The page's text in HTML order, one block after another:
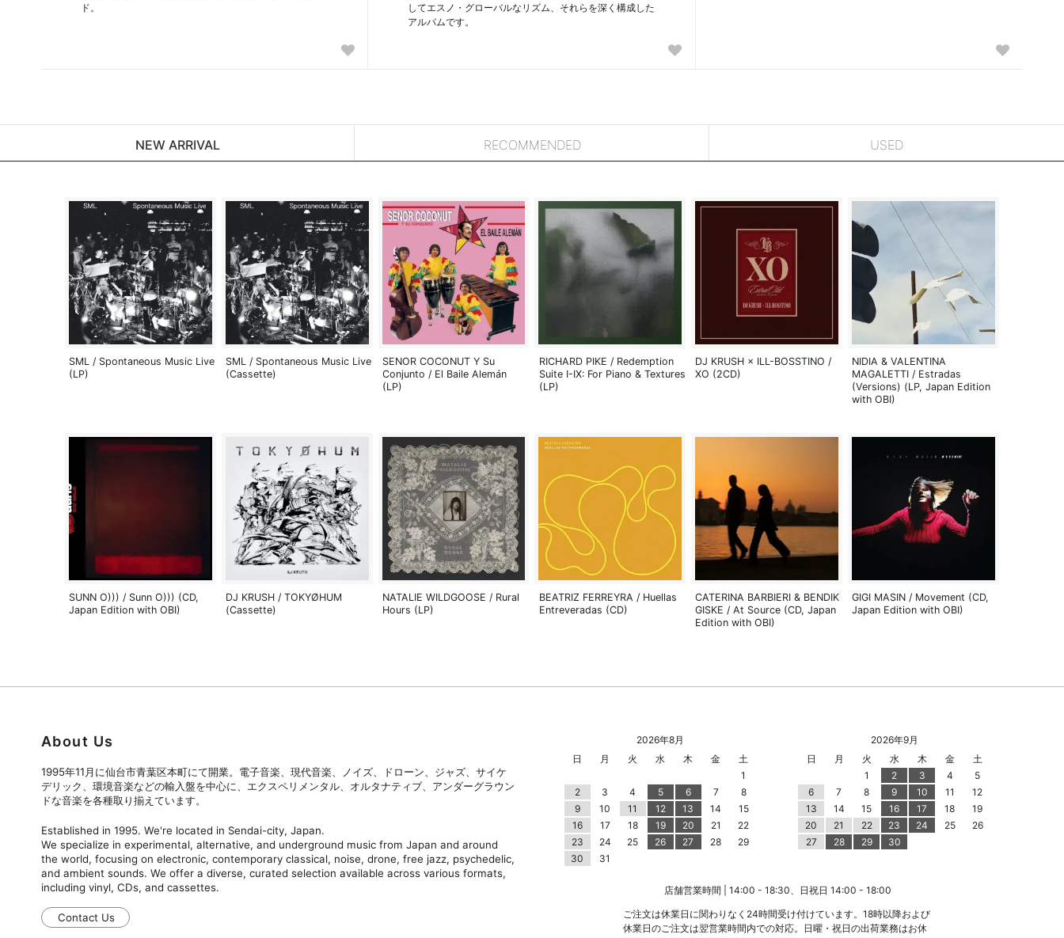
ド。
してエスノ・グローバルなリズム、それらを深く構成した
アルバムです。
NEW ARRIVAL RECOMMENDED USED
SML / Spontaneous Music Live
(LP)
SML / Spontaneous Music Live
(Cassette)
SENOR COCONUT Y Su
Conjunto / El Baile Alemán
(LP)
RICHARD PIKE / Redemption
Suite I-IX: For Piano & Textures
(LP)
DJ KRUSH × ILL-BOSSTINO /
XO (2CD)
NIDIA & VALENTINA
MAGALETTI / Estradas
(Versions) (LP, Japan Edition
with OBI)
SUNN O))) / Sunn O))) (CD,
Japan Edition with OBI)
DJ KRUSH / TOKYØHUM
(Cassette)
NATALIE WILDGOOSE / Rural
Hours (LP)
BEATRIZ FERREYRA / Huellas
Entreveradas (CD)
CATERINA BARBIERI & BENDIK
GISKE / At Source (CD, Japan
Edition with OBI)
GIGI MASIN / Movement (CD,
Japan Edition with OBI)
About Us
1995年11月に仙台市青葉区本町にて開業。電子音楽、現代音楽、ノイズ、ドローン、ジャズ、サイケ
デリック、環境音楽などの輸入盤を中心に、エクスペリメンタル、オルタナティブ、アンダーグラウン
ドな音楽を各種取り揃えています。
Established in 1995. We're located in Sendai-city, Japan.
We specialize in experimental, alternative, and underground music from Japan and around
the world, focusing on electronic, contemporary classical, noise, drone, free jazz, psychedelic,
and ambient sounds. We offer a diverse, curated selection available across various formats,
including vinyl, CDs, and cassettes.
Contact Us
2026年8月
日
月 火 水 木 金
土
1
2
3 4 5 6 7
8
9
10 11 12 13 14
15
16
17 18 19 20 21
22
23
24 25 26 27 28
29
30
31
2026年9月
日
月 火 水 木 金
土
1
2 3 4
5
6
7 8 9 10 11
12
13
14 15 16 17 18
19
20
21 22 23 24 25
26
27
28 29 30
店舗営業時間 | 14:00 - 18:30、日祝日 14:00 - 18:00
ご注文は休業日に関わりなく24時間受け付けています。18時以降および
休業日のご注文は翌営業時間内での対応。日曜・祝日の出荷業務はお休